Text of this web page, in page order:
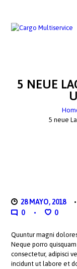
5 NEUE
5 neue
GET A
28 MAYO, 2018
0
0
Quuntur magni
Neque porro
consectetur, adipisci
incidunt ut labore et